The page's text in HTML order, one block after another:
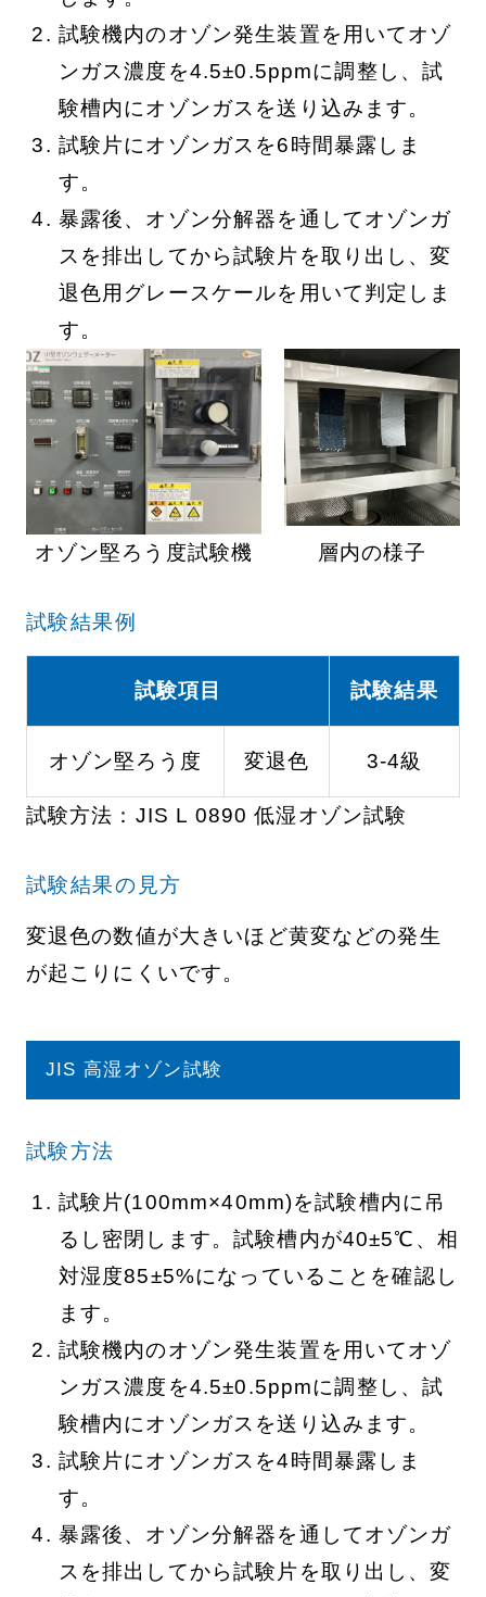
試験機内のオゾン発生装置を用いてオゾ
ンガス濃度を4.5±0.5ppmに調整し、試
験槽内にオゾンガスを送り込みます。
試験片にオゾンガスを6時間暴露しま
す。
暴露後、オゾン分解器を通してオゾンガ
スを排出してから試験片を取り出し、変
退色用グレースケールを用いて判定しま
す。
オゾン堅ろう度試験機 層内の様子
試験結果例
試験項目 試験結果
オゾン堅ろう度 変退色 3-4級
試験方法：JIS L 0890 低湿オゾン試験
試験結果の見方
変退色の数値が大きいほど黄変などの発生
が起こりにくいです。
JIS 高湿オゾン試験
試験方法
試験片(100mm×40mm)を試験槽内に吊
るし密閉します。試験槽内が40±5℃、相
対湿度85±5%になっていることを確認し
ます。
試験機内のオゾン発生装置を用いてオゾ
ンガス濃度を4.5±0.5ppmに調整し、試
験槽内にオゾンガスを送り込みます。
試験片にオゾンガスを4時間暴露しま
す。
暴露後、オゾン分解器を通してオゾンガ
スを排出してから試験片を取り出し、変